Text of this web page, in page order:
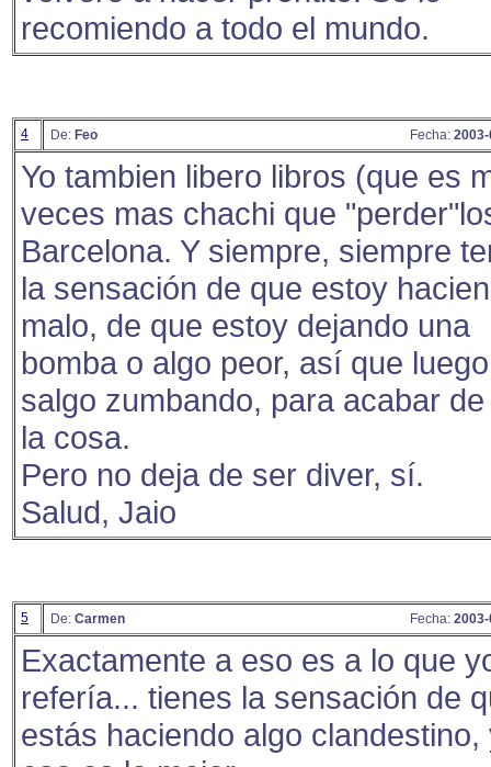
recomiendo a todo el mundo.
4 De: Feo Fecha:
Yo tambien libero libros (que es
veces mas chachi que
Barcelona. Y siempre, siempre
la sensación de que estoy
malo, de que estoy dejando una
bomba o algo peor, así que luego
salgo zumbando, para acabar
la cosa.
Pero no deja de ser diver, sí.
Salud, Jaio
5 De: Carmen Fecha:
Exactamente a eso es a lo que
refería... tienes la sensación de
estás haciendo algo clandestino,